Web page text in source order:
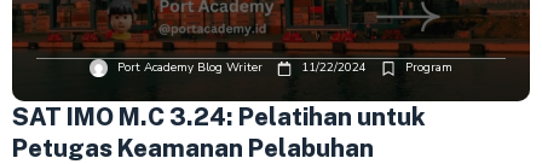
Port Academy Blog Writer 11/22/2024 Program
SAT IMO M.C 3.24: Pelatihan untuk
Petugas Keamanan Pelabuhan